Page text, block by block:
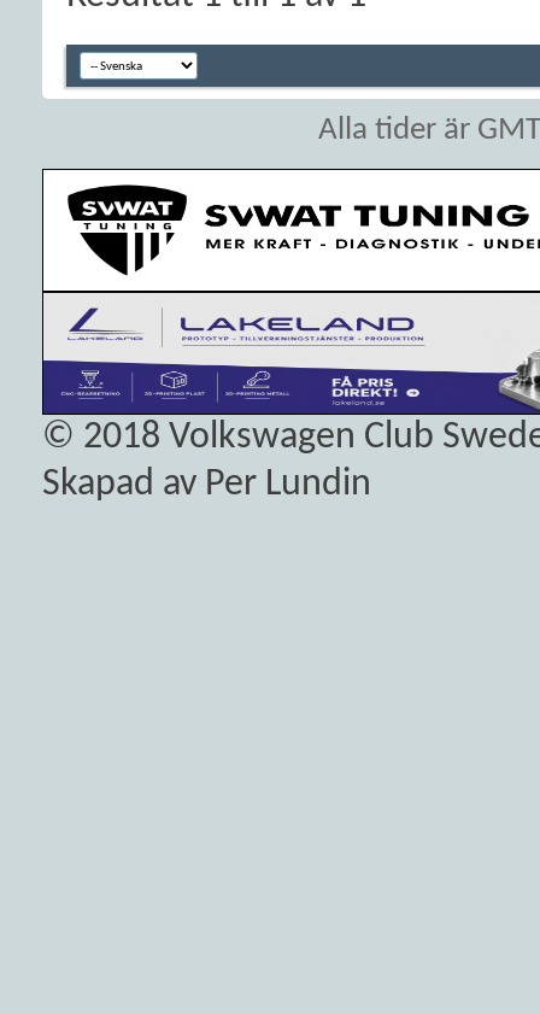
Alla tider är
© 2018 Volkswagen Club
Skapad av Per Lundin